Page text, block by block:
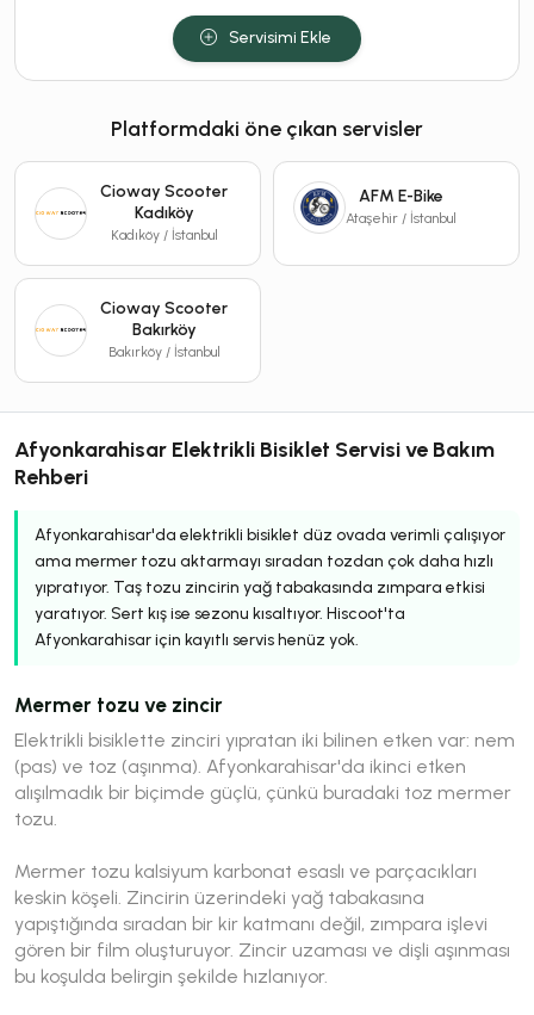
Servisimi Ekle
Platformdaki öne çıkan servisler
Cioway Scooter
Kadıköy
Kadıköy / İstanbul
AFM E-Bike
Ataşehir / İstanbul
Cioway Scooter
Bakırköy
Bakırköy / İstanbul
Afyonkarahisar Elektrikli Bisiklet Servisi ve Bakım
Rehberi
Afyonkarahisar'da elektrikli bisiklet düz ovada verimli çalışıyor
ama mermer tozu aktarmayı sıradan tozdan çok daha hızlı
yıpratıyor. Taş tozu zincirin yağ tabakasında zımpara etkisi
yaratıyor. Sert kış ise sezonu kısaltıyor. Hiscoot'ta
Afyonkarahisar için kayıtlı servis henüz yok.
Mermer tozu ve zincir
Elektrikli bisiklette zinciri yıpratan iki bilinen etken var: nem
(pas) ve toz (aşınma). Afyonkarahisar'da ikinci etken
alışılmadık bir biçimde güçlü, çünkü buradaki toz mermer
tozu.
Mermer tozu kalsiyum karbonat esaslı ve parçacıkları
keskin köşeli. Zincirin üzerindeki yağ tabakasına
yapıştığında sıradan bir kir katmanı değil, zımpara işlevi
gören bir film oluşturuyor. Zincir uzaması ve dişli aşınması
bu koşulda belirgin şekilde hızlanıyor.